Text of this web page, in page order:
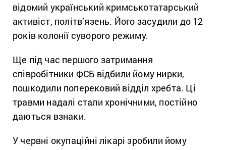
відомий український кримськотатарський
активіст, політв’язень. Його засудили до 12
років колонії суворого режиму.
Ще під час першого затримання
співробітники ФСБ відбили йому нирки,
пошкодили поперековий відділ хребта. Ці
травми надалі стали хронічними, постійно
даються взнаки.
У червні окупаційні лікарі зробили йому